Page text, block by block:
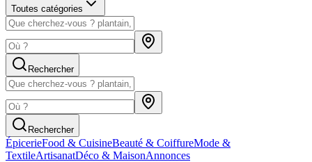
Toutes catégories
Rechercher
Rechercher
ÉpicerieFood & CuisineBeauté & CoiffureMode &
TextileArtisanatDéco & MaisonAnnonces